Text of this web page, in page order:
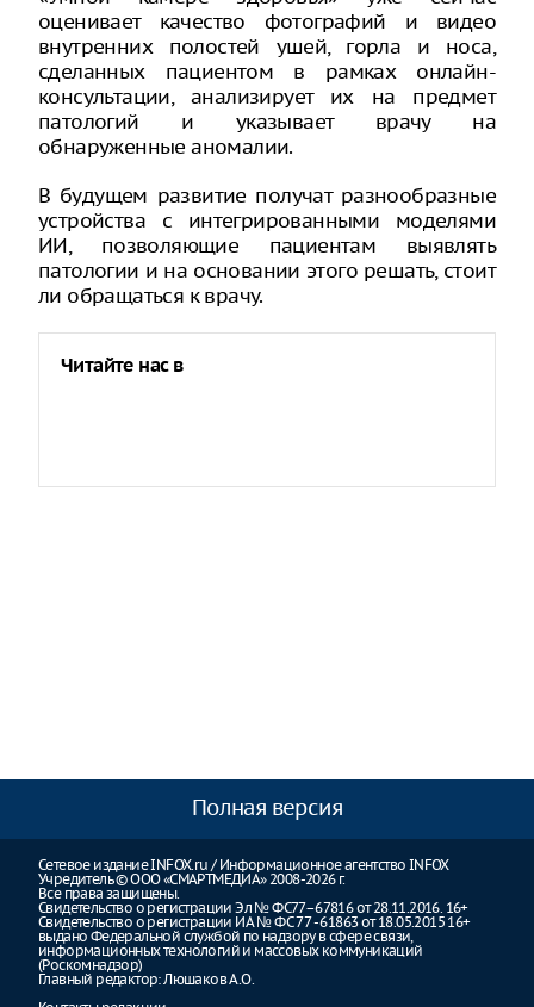
оценивает качество фотографий и видео
внутренних полостей ушей, горла и носа,
сделанных пациентом в рамках онлайн-
консультации, анализирует их на предмет
патологий и указывает врачу на
обнаруженные аномалии.
В будущем развитие получат разнообразные
устройства с интегрированными моделями
ИИ, позволяющие пациентам выявлять
патологии и на основании этого решать, стоит
ли обращаться к врачу.
Читайте нас в
Полная версия
Сетевое издание INFOX.ru / Информационное агентство INFOX
Учредитель © ООО «СМАРТМЕДИА» 2008-2026 г.
Все права защищены.
Свидетельство о регистрации Эл № ФС77–67816 от 28.11.2016. 16+
Свидетельство о регистрации ИА № ФС 77 - 61863 от 18.05.2015 16+
выдано Федеральной службой по надзору в сфере связи,
информационных технологий и массовых коммуникаций
(Роскомнадзор)
Главный редактор: Люшаков А.О.